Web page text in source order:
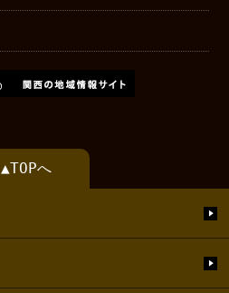
▲TOPへ